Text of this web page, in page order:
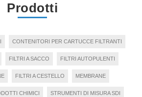
Prodotti
CONTENITORI PER CARTUCCE FILTRANTI
FILTRI A SACCO FILTRI AUTOPULENTI
FILTRI A CESTELLO MEMBRANE
CHIMICI STRUMENTI DI MISURA SDI